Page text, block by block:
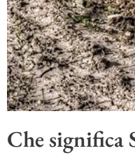
Che significa